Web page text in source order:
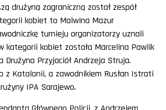
drużyną zagraniczną został zespół
kobiet to Malwina Mazur
turnieju organizatorzy uznali
kategorii kobiet została Marcelina Pawlik
Przyjaciół Andrzeja Struja.
z Katalonii, a zawodnikiem Rusłan Istrati
IPA Sarajewo.